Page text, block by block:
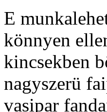
E
könnyen
kincsekben
nagyszerü
vasipar